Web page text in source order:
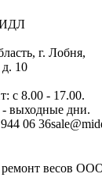
г. Лобня,
10
с 8.00 - 17.00.
- выходные дни.
06 36
ремонт весов